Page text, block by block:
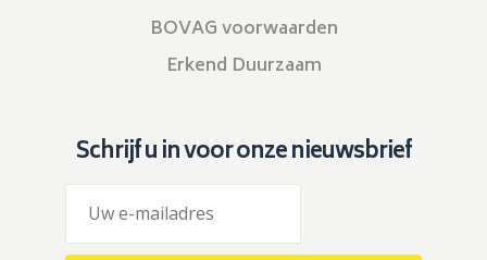
BOVAG voorwaarden
Erkend Duurzaam
Schrijf u in voor onze nieuwsbrief